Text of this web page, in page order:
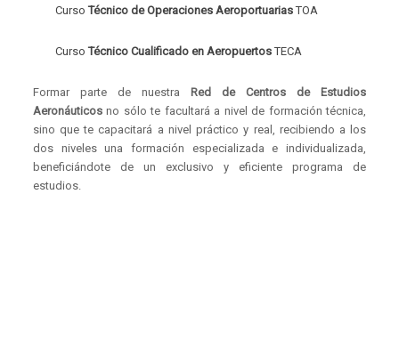
CursoTécnico de Operaciones AeroportuariasTOA
CursoTécnico Cualificado en AeropuertosTECA
Formar parte de nuestra Red de Centros de Estudios
Aeronáuticosno sólo te facultará a nivel de formación técnica,
sino que te capacitará a nivel práctico y real, recibiendo a los
dos niveles una formación especializada e individualizada,
beneficiándote de un exclusivo y eficiente programa de
estudios.